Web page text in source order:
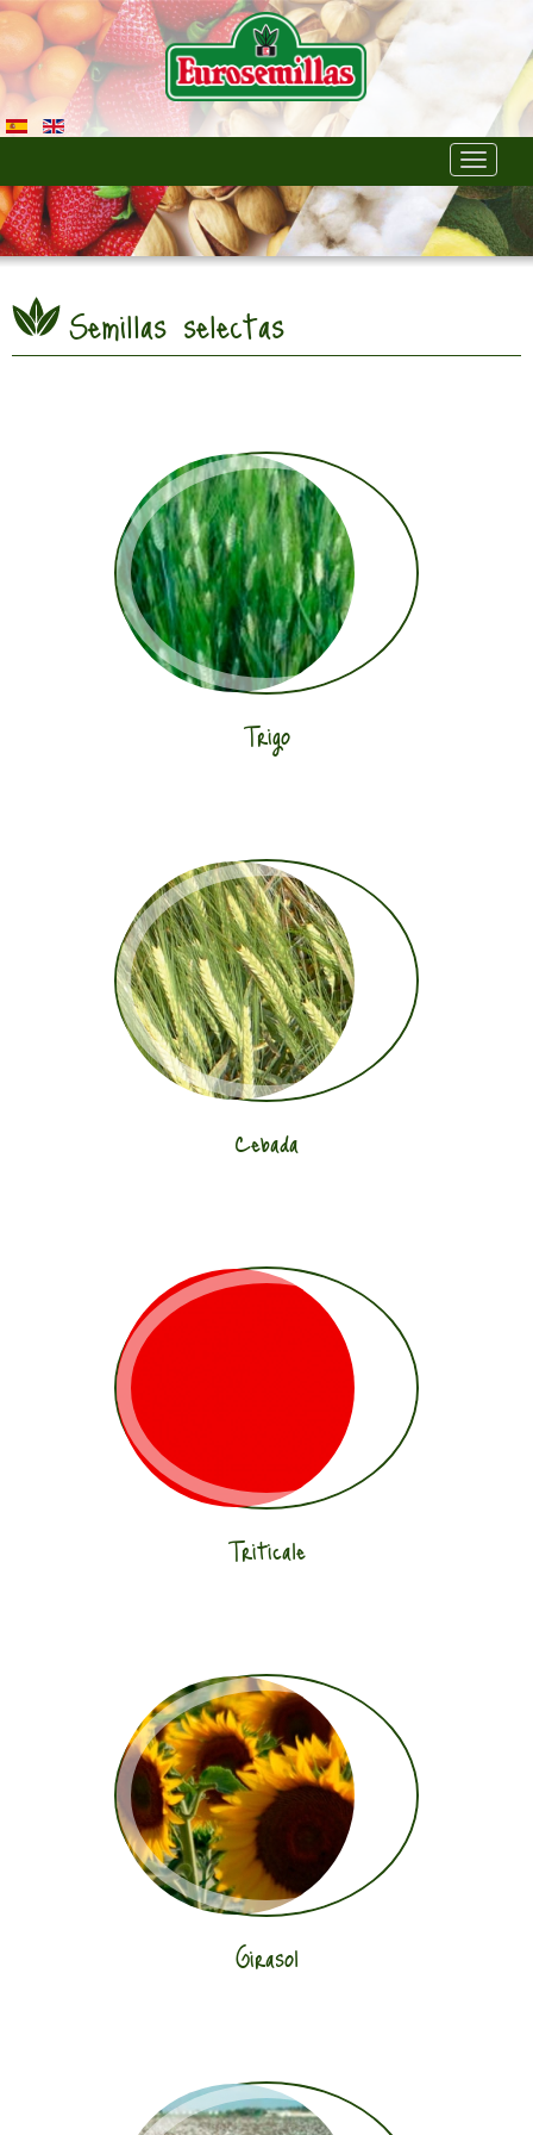
Toggle
Semillas selectas
Trigo
Cebada
Triticale
Girasol